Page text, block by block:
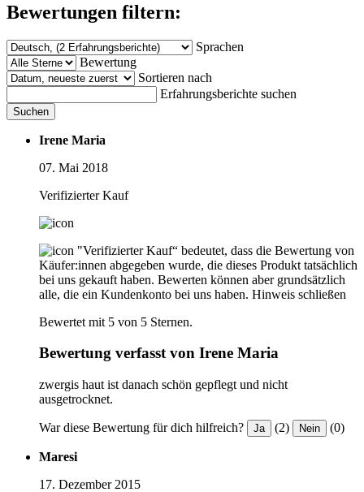
Bewertungen filtern:
Sprachen
Bewertung
Sortieren nach
Erfahrungsberichte suchen
Suchen
Irene Maria
07. Mai 2018
Verifizierter Kauf
"Verifizierter Kauf“ bedeutet, dass die Bewertung von
Käufer:innen abgegeben wurde, die dieses Produkt tatsächlich
bei uns gekauft haben. Bewerten können aber grundsätzlich
alle, die ein Kundenkonto bei uns haben. Hinweis schließen
Bewertet mit 5 von 5 Sternen.
Bewertung verfasst von Irene Maria
zwergis haut ist danach schön gepflegt und nicht
ausgetrocknet.
War diese Bewertung für dich hilfreich? Ja (2) Nein (0)
Maresi
17. Dezember 2015